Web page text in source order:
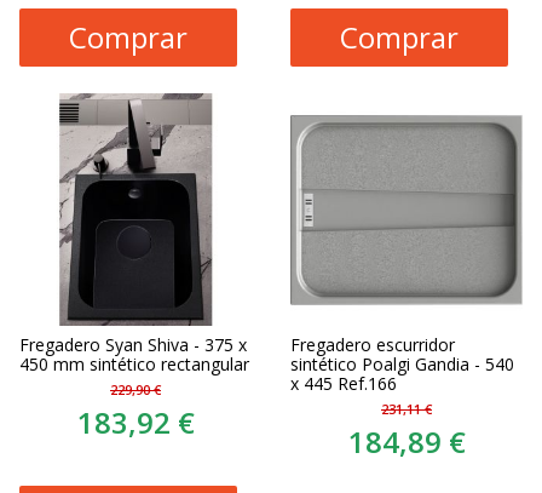
Comprar
Comprar
Fregadero Syan Shiva - 375 x
450 mm sintético rectangular
229,90 €
183,92 €
Fregadero escurridor
sintético Poalgi Gandia - 540
x 445 Ref.166
231,11 €
184,89 €